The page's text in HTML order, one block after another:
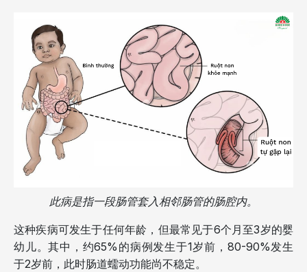
此病是指一段肠管套入相邻肠管的肠腔内。
这种疾病可发生于任何年龄，但最常见于6个月至3岁的婴
幼儿。其中，约65%的病例发生于1岁前，80-90%发生
于2岁前，此时肠道蠕动功能尚不稳定。